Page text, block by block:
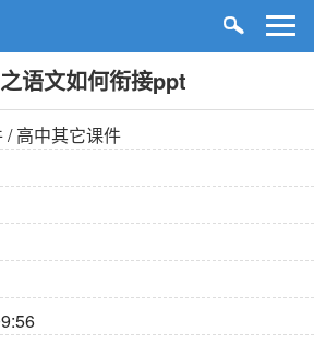
语文如何衔接ppt
/高中其它课件